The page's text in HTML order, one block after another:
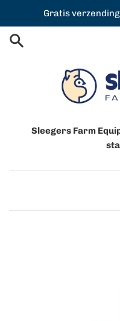
de
content
Gratis
Sleegers Farm